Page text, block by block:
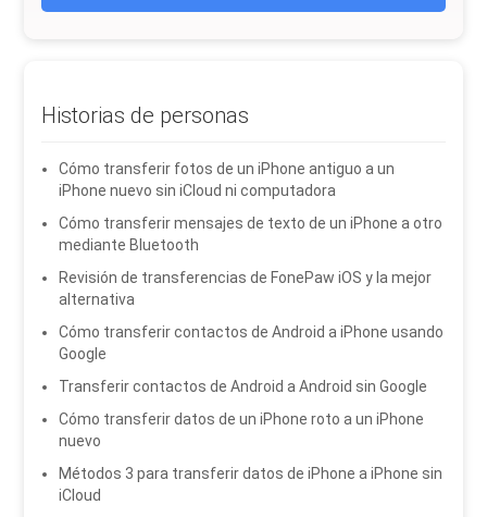
Historias de personas
Cómo transferir fotos de un iPhone antiguo a un
iPhone nuevo sin iCloud ni computadora
Cómo transferir mensajes de texto de un iPhone a otro
mediante Bluetooth
Revisión de transferencias de FonePaw iOS y la mejor
alternativa
Cómo transferir contactos de Android a iPhone usando
Google
Transferir contactos de Android a Android sin Google
Cómo transferir datos de un iPhone roto a un iPhone
nuevo
Métodos 3 para transferir datos de iPhone a iPhone sin
iCloud